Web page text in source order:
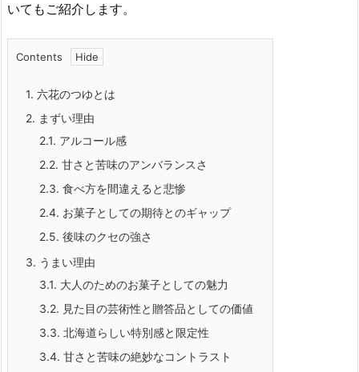
いてもご紹介します。
Contents
1. 六花のつゆとは
2. まずい理由
2.1. アルコール感
2.2. 甘さと苦味のアンバランスさ
2.3. 食べ方を間違えると悲惨
2.4. お菓子としての期待とのギャップ
2.5. 後味のクセの強さ
3. うまい理由
3.1. 大人のためのお菓子としての魅力
3.2. 見た目の芸術性と贈答品としての価値
3.3. 北海道らしい特別感と限定性
3.4. 甘さと苦味の絶妙なコントラスト